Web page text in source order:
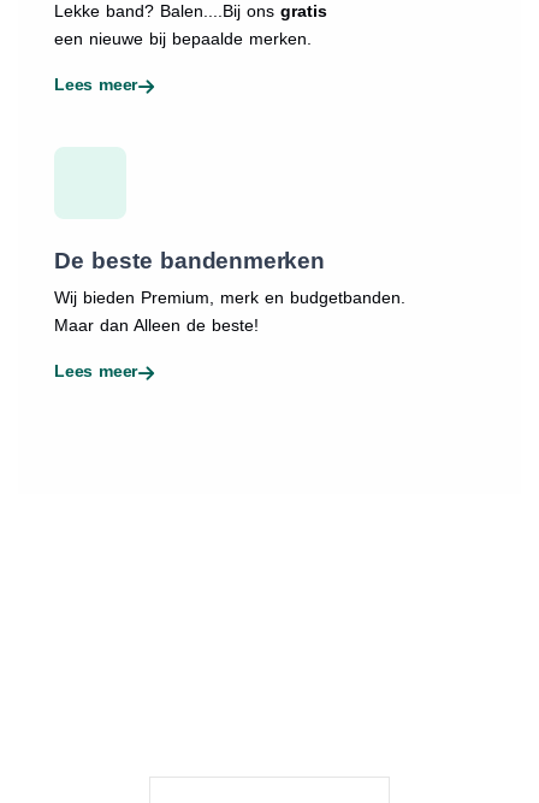
Lekke band? Balen....Bij ons gratis
een nieuwe bij bepaalde merken.
Lees meer
De beste bandenmerken
Wij bieden Premium, merk en budgetbanden.
Maar dan Alleen de beste!
Lees meer